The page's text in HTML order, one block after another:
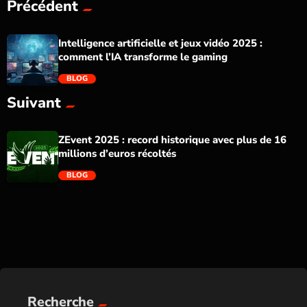
Précédent
trending_flat
Intelligence artificielle et jeux vidéo 2025 :
comment l’IA transforme le gaming
BLOG
Suivant
ZEvent 2025 : record historique avec plus de 16
millions d’euros récoltés
BLOG
Recherche